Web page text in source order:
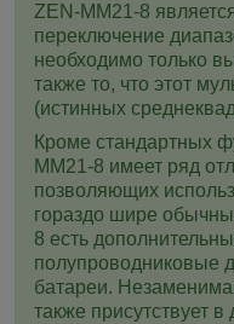
ZEN-MM21-8
переключение
необходимо только
также то, что этот
(истинных
Кроме стандартных
MM21-8 имеет ряд
позволяющих
гораздо шире
8 есть
полупроводниковые
батареи.
также присутствует